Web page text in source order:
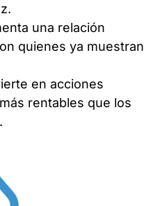
una relación
quienes ya muestran
en acciones
rentables que los